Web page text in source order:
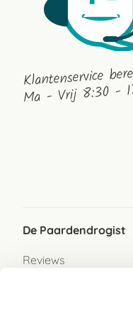
Klantenservice
Ma - Vrij 8:30 -
De Paardendrogist
Reviews